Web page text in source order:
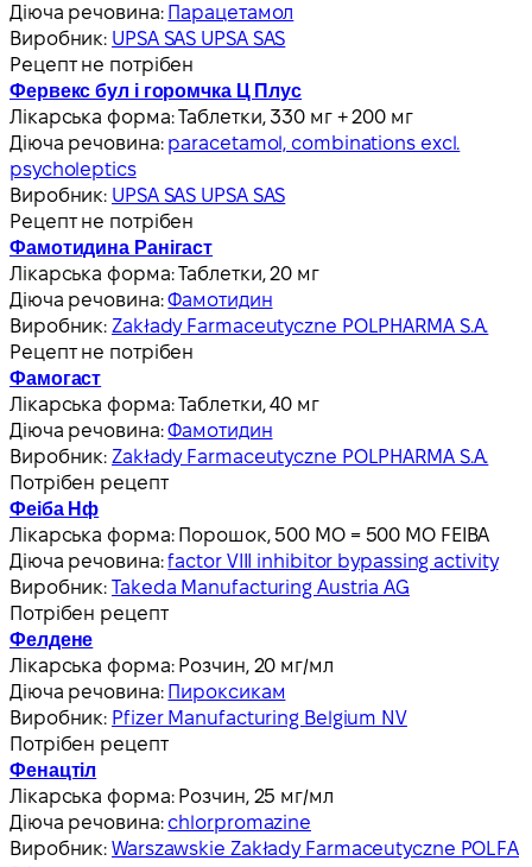
Діюча речовина: Парацетамол
Виробник: UPSA SAS UPSA SAS
Рецепт не потрібен
Фервекс бул і горомчка Ц Плус
Лікарська форма:Таблетки, 330 мг + 200 мг
Діюча речовина: paracetamol, combinations excl.
psycholeptics
Виробник: UPSA SAS UPSA SAS
Рецепт не потрібен
Фамотидина Ранігаст
Лікарська форма:Таблетки, 20 мг
Діюча речовина:Фамотидин
Виробник: Zakłady Farmaceutyczne POLPHARMA S.A.
Рецепт не потрібен
Фамогаст
Лікарська форма:Таблетки, 40 мг
Діюча речовина:Фамотидин
Виробник: Zakłady Farmaceutyczne POLPHARMA S.A.
Потрібен рецепт
Феіба Нф
Лікарська форма: Порошок, 500 МО = 500 МО FEIBA
Діюча речовина:factor VIII inhibitor bypassing activity
Виробник:Takeda Manufacturing Austria AG
Потрібен рецепт
Фелдене
Лікарська форма: Розчин, 20 мг/мл
Діюча речовина: Пироксикам
Виробник: Pfizer Manufacturing Belgium NV
Потрібен рецепт
Фенацтіл
Лікарська форма: Розчин, 25 мг/мл
Діюча речовина: chlorpromazine
Виробник:Warszawskie Zakłady Farmaceutyczne POLFA